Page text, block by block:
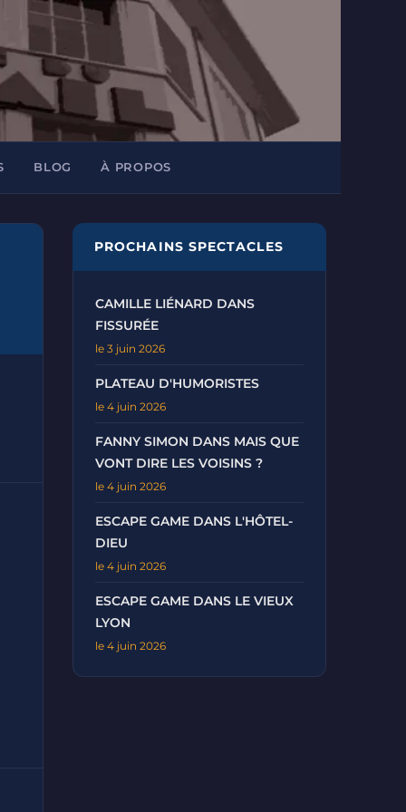
BLOG À PROPOS
PROCHAINS SPECTACLES
CAMILLE LIÉNARD DANS
FISSURÉE
le 3 juin 2026
PLATEAU D'HUMORISTES
le 4 juin 2026
FANNY SIMON DANS MAIS QUE
VONT DIRE LES VOISINS ?
le 4 juin 2026
ESCAPE GAME DANS L'HÔTEL-
DIEU
le 4 juin 2026
ESCAPE GAME DANS LE VIEUX
LYON
le 4 juin 2026